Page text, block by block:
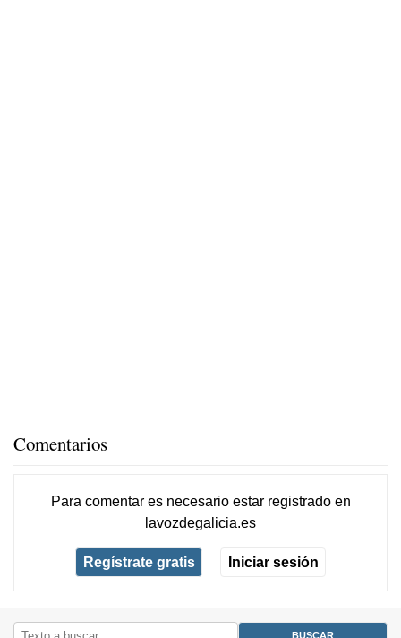
Comentarios
Para comentar es necesario estar registradoen
lavozdegalicia.es
Regístrate gratis Iniciar sesión